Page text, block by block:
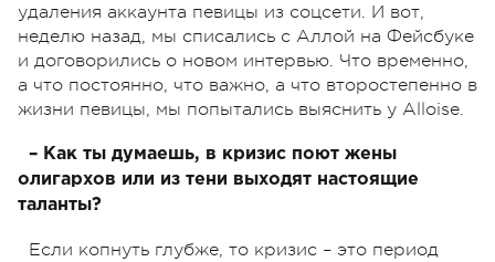
удаления аккаунта певицы из соцсети. И вот,
неделю назад, мы списались с Аллой на Фейсбуке
и договорились о новом интервью. Что временно,
а что постоянно, что важно, а что второстепенно в
жизни певицы, мы попытались выяснить у Alloise.
– Как ты думаешь, в кризис поют жены
олигархов или из тени выходят настоящие
таланты?
Если копнуть глубже, то кризис – это период